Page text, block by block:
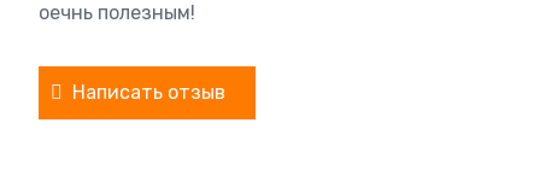
оечнь полезным!
Написать отзыв